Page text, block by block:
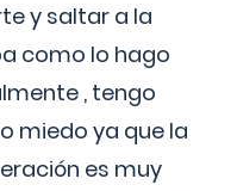
y saltar a la
como lo hago
, tengo
miedo ya que la
es muy